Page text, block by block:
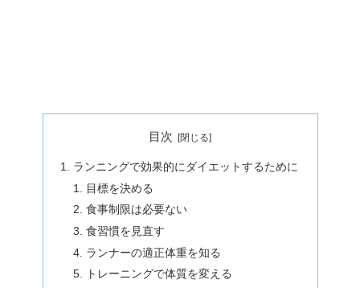
目次
ランニングで効果的にダイエットするために
目標を決める
食事制限は必要ない
食習慣を見直す
ランナーの適正体重を知る
トレーニングで体質を変える